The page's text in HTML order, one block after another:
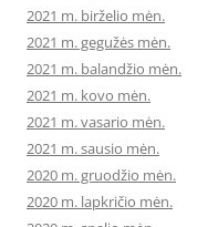
2021 m. birželio mėn.
2021 m. gegužės mėn.
2021 m. balandžio mėn.
2021 m. kovo mėn.
2021 m. vasario mėn.
2021 m. sausio mėn.
2020 m. gruodžio mėn.
2020 m. lapkričio mėn.